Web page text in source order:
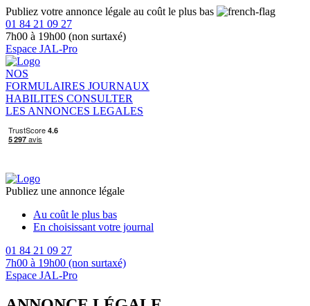
Publiez votre annonce légale au coût le plus bas
01 84 21 09 27
7h00 à 19h00 (non surtaxé)
Espace JAL-Pro
NOS
FORMULAIRES JOURNAUX
HABILITES CONSULTER
LES ANNONCES LEGALES
Publiez une annonce légale
Au coût le plus bas
En choisissant votre journal
01 84 21 09 27
7h00 à 19h00 (non surtaxé)
Espace JAL-Pro